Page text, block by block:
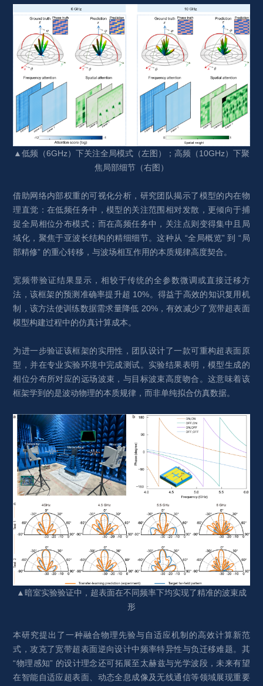
▲低频（6GHz）下关注全局模式（左图）；高频（10GHz）下聚
焦局部细节（右图）
借助网络内部权重的可视化分析，研究团队揭示了模型的内在物
理直觉：在低频任务中，模型的关注范围相对发散，更倾向于捕
捉全局相位分布模式；而在高频任务中，关注点则变得集中且局
域化，聚焦于亚波长结构的精细细节。这种从 “全局概览” 到 “局
部精修” 的重心转移，与波场相互作用的本质规律高度契合。
宽频带验证结果显示，相较于传统的全参数微调或直接迁移方
法，该框架的预测准确率提升超 10%。得益于高效的知识复用机
制，该方法使训练数据需求量降低 20%，有效减少了宽带超表面
模型构建过程中的仿真计算成本。
为进一步验证该框架的实用性，团队设计了一款可重构超表面原
型，并在专业实验环境中完成测试。实验结果表明，模型生成的
相位分布所对应的远场波束，与目标波束高度吻合。这意味着该
框架学到的是波动物理的本质规律，而非单纯拟合仿真数据。
▲暗室实验验证中，超表面在不同频率下均实现了精准的波束成
形
本研究提出了一种融合物理先验与自适应机制的高效计算新范
式，攻克了宽带超表面逆向设计中频率特异性与负迁移难题。其
“物理感知” 的设计理念还可拓展至太赫兹与光学波段，未来有望
在智能自适应超表面、动态全息成像及无线通信等领域展现重要